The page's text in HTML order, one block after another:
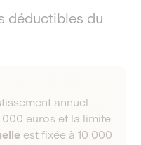
déductibles du
annuel
000 euros et la limite
est fixée à 10 000